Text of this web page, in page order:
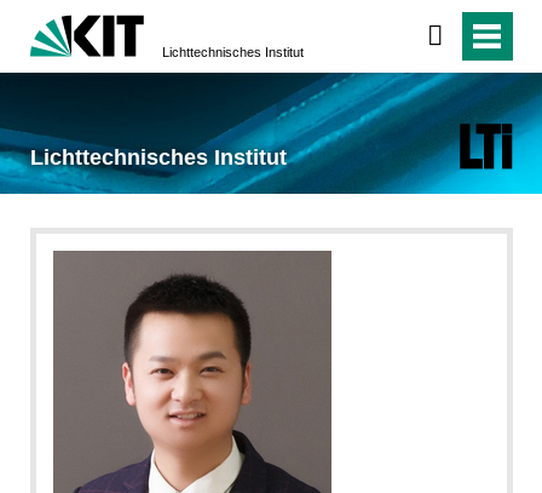
Lichttechnisches Institut
Lichttechnisches Institut